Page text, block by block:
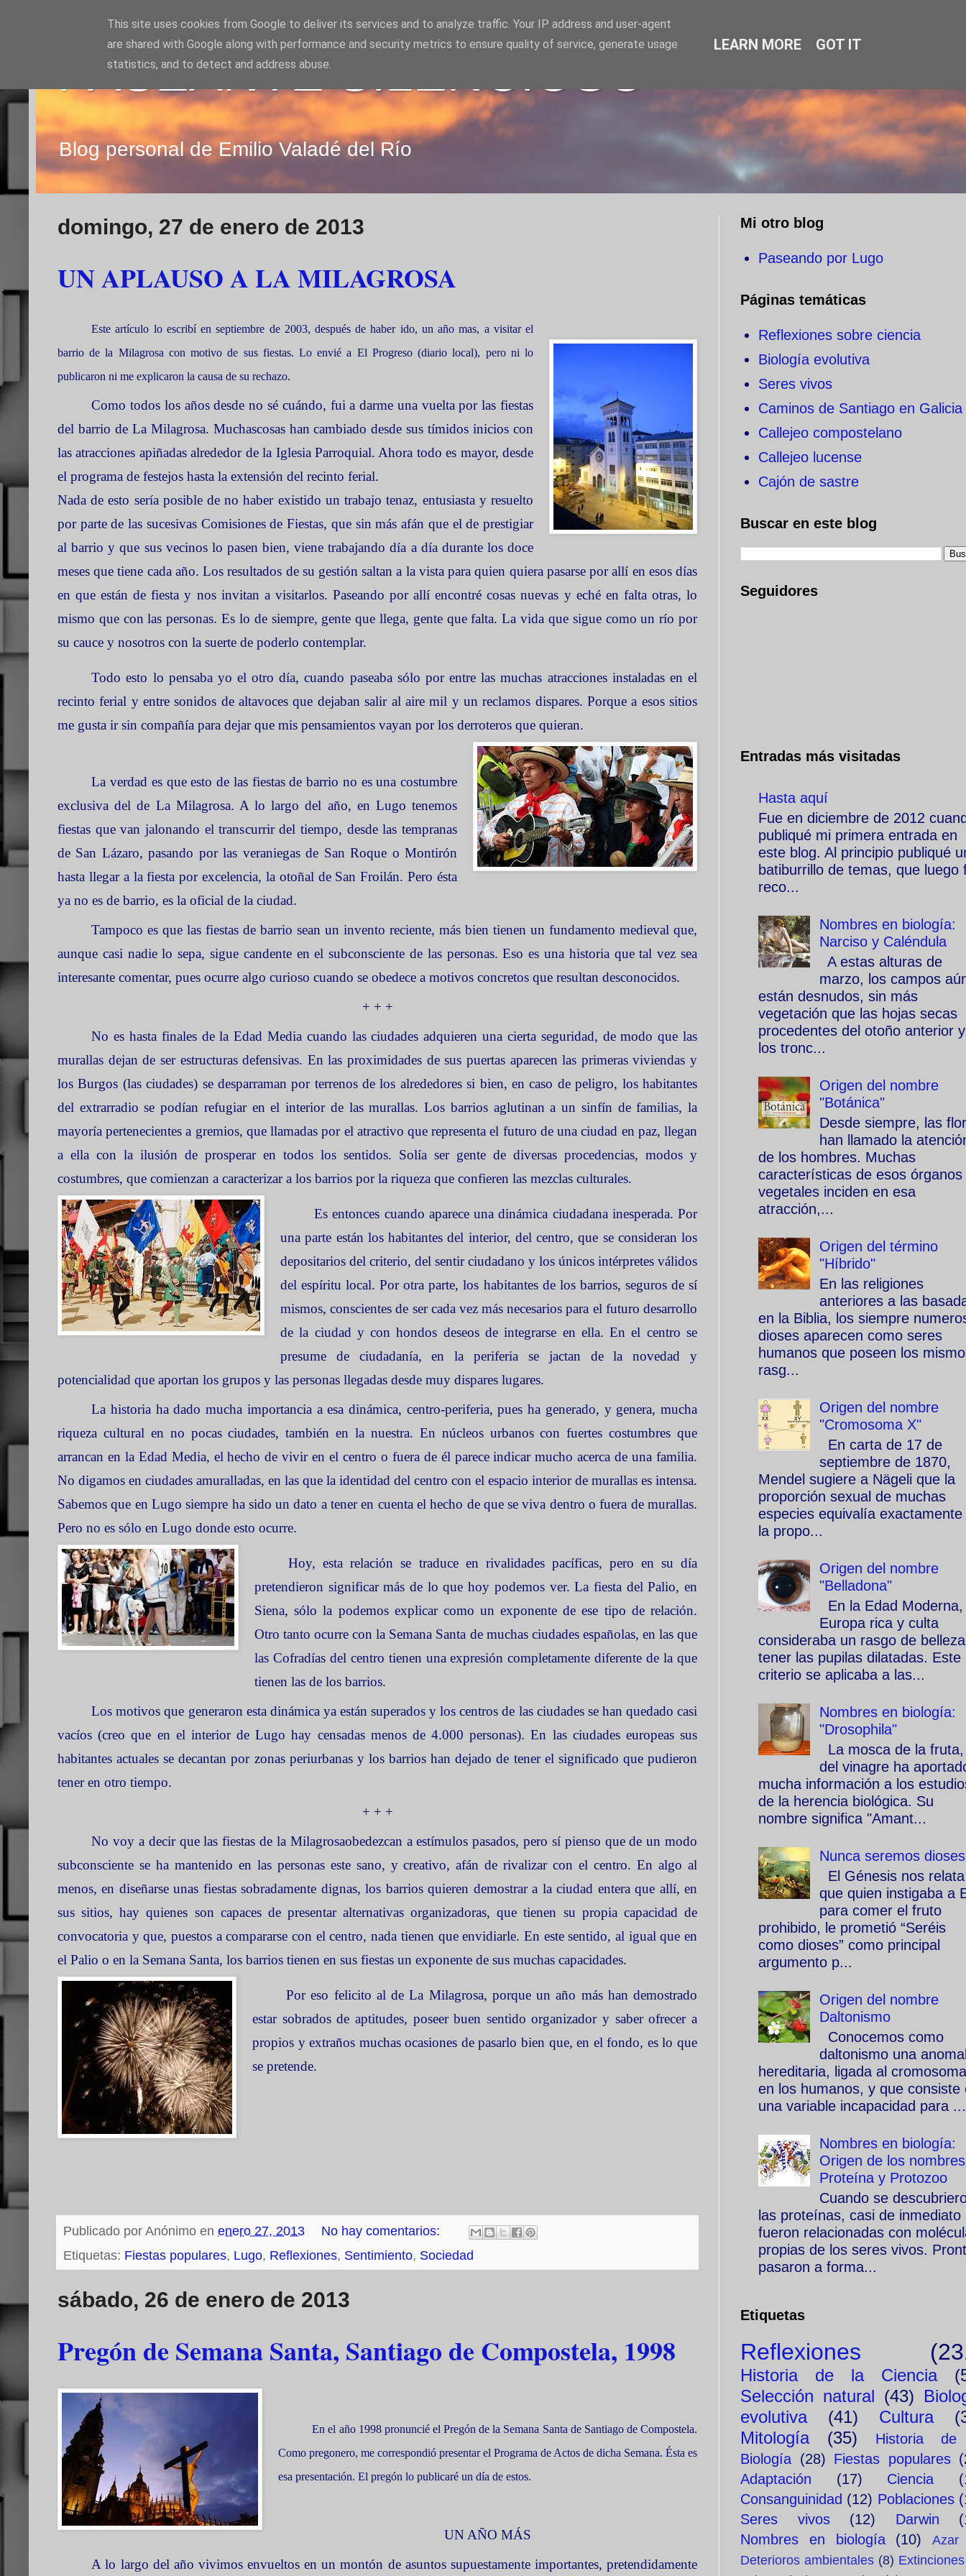
PASEANTE SILENCIOSO
Blog personal de Emilio Valadé del Río
domingo, 27 de enero de 2013
UN APLAUSO A LA MILAGROSA
Este artículo lo escribí en septiembre de 2003, después de haber ido, un año mas, a visitar el
barrio dela Milagrosa con motivo de sus fiestas. Lo envié a El Progreso (diario local), pero ni lo
publicaron ni me explicaron la causa de su rechazo.
Como todos los años desde no sé cuándo, fui a darme una vuelta por las fiestas
del barrio de La Milagrosa. Muchascosas han cambiado desde sus tímidos inicios con
las atracciones apiñadas alrededor dela Iglesia Parroquial. Ahora todo es mayor, desde
el programa de festejos hasta la extensión del recinto ferial.
Nada de esto sería posible de no haber existido un trabajo tenaz, entusiasta y resuelto
por parte de las sucesivas Comisiones de Fiestas, que sin más afán que el de prestigiar
al barrio y que sus vecinos lo pasen bien, viene trabajando día a día durante los doce
meses que tiene cada año. Los resultados de su gestión saltan a la vista para quien quiera pasarse por allí en esos días
en que están de fiesta y nos invitan a visitarlos. Paseando por allí encontré cosas nuevas y eché en falta otras, lo
mismo que con las personas. Es lo de siempre, gente que llega, gente que falta. La vida que sigue como un río por
su cauce y nosotros con la suerte de poderlo contemplar.
Todo esto lo pensaba yo el otro día, cuando paseaba sólo por entre las muchas atracciones instaladas en el
recinto ferial y entre sonidos de altavoces que dejaban salir al aire mil y un reclamos dispares. Porque a esos sitios
me gusta ir sin compañía para dejar que mis pensamientos vayan por los derroteros que quieran.
La verdad es que esto de las fiestas de barrio no es una costumbre
exclusiva del de La Milagrosa. A lo largo del año, en Lugo tenemos
fiestas que van jalonando el transcurrir del tiempo, desde las tempranas
de San Lázaro, pasando por las veraniegas de San Roque o Montirón
hasta llegar a la fiesta por excelencia, la otoñal de San Froilán. Pero ésta
ya no es de barrio, es la oficial de la ciudad.
Tampoco es que las fiestas de barrio sean un invento reciente, más bien tienen un fundamento medieval que,
aunque casi nadie lo sepa, sigue candente en el subconsciente de las personas. Eso es una historia que tal vez sea
interesante comentar, pues ocurre algo curioso cuando se obedece a motivos concretos que resultan desconocidos.
+ + +
No es hasta finales dela Edad Media cuando las ciudades adquieren una cierta seguridad, de modo que las
murallas dejan de ser estructuras defensivas. En las proximidades de sus puertas aparecen las primeras viviendas y
los Burgos (las ciudades) se desparraman por terrenos de los alrededores si bien, en caso de peligro, los habitantes
del extrarradio se podían refugiar en el interior de las murallas. Los barrios aglutinan a un sinfín de familias, la
mayoría pertenecientes a gremios, que llamadas por el atractivo que representa el futuro de una ciudad en paz, llegan
a ella con la ilusión de prosperar en todos los sentidos. Solía ser gente de diversas procedencias, modos y
costumbres, que comienzan a caracterizar a los barrios por la riqueza que confieren las mezclas culturales.
Es entonces cuando aparece una dinámica ciudadana inesperada. Por
una parte están los habitantes del interior, del centro, que se consideran los
depositarios del criterio, del sentir ciudadano y los únicos intérpretes válidos
del espíritu local. Por otra parte, los habitantes de los barrios, seguros de sí
mismos, conscientes de ser cada vez más necesarios para el futuro desarrollo
de la ciudad y con hondos deseos de integrarse en ella. En el centro se
presume de ciudadanía, en la periferia se jactan de la novedad y
potencialidad que aportan los grupos y las personas llegadas desde muy dispares lugares.
La historia ha dado mucha importancia a esa dinámica, centro-periferia, pues ha generado, y genera, mucha
riqueza cultural en no pocas ciudades, también en la nuestra. En núcleos urbanos con fuertes costumbres que
arrancan en la Edad Media, el hecho de vivir en el centro o fuera de él parece indicar mucho acerca de una familia.
No digamos en ciudades amuralladas, en las que la identidad del centro con el espacio interior de murallas es intensa.
Sabemos que en Lugo siempre ha sido un dato a tener en cuenta el hecho de que se viva dentro o fuera de murallas.
Pero no es sólo en Lugo donde esto ocurre.
Hoy, esta relación se traduce en rivalidades pacíficas, pero en su día
pretendieron significar más de lo que hoy podemos ver. La fiesta del Palio, en
Siena, sólo la podemos explicar como un exponente de ese tipo de relación.
Otro tanto ocurre conla Semana Santa de muchas ciudades españolas, en las que
las Cofradías del centro tienen una expresión completamente diferente de la que
tienen las de los barrios.
Los motivos que generaron esta dinámica ya están superados y los centros de las ciudades se han quedado casi
vacíos (creo que en el interior de Lugo hay censadas menos de 4.000 personas). En las ciudades europeas sus
habitantes actuales se decantan por zonas periurbanas y los barrios han dejado de tener el significado que pudieron
tener en otro tiempo.
+ + +
No voy a decir que las fiestas de la Milagrosaobedezcan a estímulos pasados, pero sí pienso que de un modo
subconsciente se ha mantenido en las personas este sano, y creativo, afán de rivalizar con el centro. En algo al
menos, en diseñarse unas fiestas sobradamente dignas, los barrios quieren demostrar a la ciudad entera que allí, en
sus sitios, hay quienes son capaces de presentar alternativas organizadoras, que tienen su propia capacidad de
convocatoria y que, puestos a compararse con el centro, nada tienen que envidiarle. En este sentido, al igual que en
el Palio o en la Semana Santa, los barrios tienen en sus fiestas un exponente de sus muchas capacidades.
Por eso felicito al deLa Milagrosa, porque un año más han demostrado
estar sobrados de aptitudes, poseer buen sentido organizador y saber ofrecer a
propios y extraños muchas ocasiones de pasarlo bien que, en el fondo, es lo que
se pretende.
Publicado por Anónimo en enero 27, 2013
No hay comentarios:
Etiquetas: Fiestas populares, Lugo, Reflexiones, Sentimiento, Sociedad
sábado, 26 de enero de 2013
Pregón de Semana Santa, Santiago de Compostela, 1998
En el año 1998 pronuncié el Pregón dela Semana Santa de Santiago de Compostela.
Como pregonero, me correspondió presentar el Programa de Actos de dicha Semana. Ésta es
esa presentación. El pregón lo publicaré un día de estos.
UN AÑO MÁS
A lo largo del año vivimos envueltos en un montón de asuntos supuestamente importantes, pretendidamente
Mi otro blog
Paseando por Lugo
Páginas temáticas
Reflexiones sobre ciencia
Biología evolutiva
Seres vivos
Caminos de Santiago en Galicia
Callejeo compostelano
Callejeo lucense
Cajón de sastre
Buscar en este blog
Seguidores
Entradas más visitadas
Hasta aquí
Fue en diciembre de 2012
publiqué mi primera entrada en
este blog. Al principio publiqué
batiburrillo de temas, que luego
reco...
Nombres en biología:
Narciso y Caléndula
A estas alturas de
marzo, los campos
están desnudos, sin más
vegetación que las hojas secas
procedentes del otoño anterior y
los tronc...
Origen del nombre
"Botánica"
Desde siempre, las
han llamado la
de los hombres. Muchas
características de esos órganos
vegetales inciden en esa
atracción,...
Origen del término
"Híbrido"
En las religiones
anteriores a las
en la Biblia, los siempre
dioses aparecen como seres
humanos que poseen los
rasg...
Origen del nombre
"Cromosoma X"
En carta de 17 de
septiembre de 1870,
Mendel sugiere a Nägeli que la
proporción sexual de muchas
especies equivalía exactamente
la propo...
Origen del nombre
"Belladona"
En la Edad Moderna,
Europa rica y culta
consideraba un rasgo de
tener las pupilas dilatadas. Este
criterio se aplicaba a las...
Nombres en biología:
"Drosophila"
La mosca de la
del vinagre ha
mucha información a los
de la herencia biológica. Su
nombre significa "Amant...
Nunca seremos dioses
El Génesis nos relata
que quien instigaba a
para comer el fruto
prohibido, le prometió “Seréis
como dioses” como principal
argumento p...
Origen del nombre
Daltonismo
Conocemos como
daltonismo una
hereditaria, ligada al
en los humanos, y que consiste
una variable incapacidad para ...
Nombres en biología:
Origen de los nombres
Proteína y Protozoo
Cuando se
las proteínas, casi de inmediato
fueron relacionadas con
propias de los seres vivos.
pasaron a forma...
Etiquetas
Reflexiones
Historia de la Ciencia
Selección natural (43)
evolutiva
(41) Cultura
Mitología
(35)
Historia
Biología (28) Fiestas populares
Adaptación
(17) Ciencia
Consanguinidad (12) Poblaciones
Seres vivos
(12) Darwin
Nombres en biología
(10)
Azar
Deterioros ambientales (8) Extinciones
This site uses cookies from Google to deliver its services and to analyze traffic. Your IP address and user-agent
are shared with Google along with performance and security metrics to ensure quality of service, generate usage
statistics, and to detect and address abuse.
LEARN MORE GOT IT